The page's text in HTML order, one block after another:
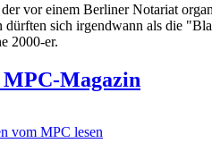
vor einem Berliner Notariat
dürften sich irgendwann als die
2000-er.
MPC-Magazin
vom MPC lesen